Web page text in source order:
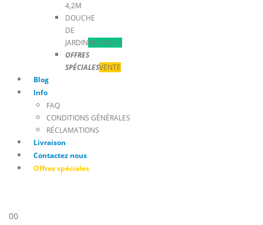
4,2M
DOUCHE
DE
JARDINNOUVEAU
OFFRES
SPÉCIALESVENTE
Blog
Info
FAQ
CONDITIONS GÉNÉRALES
RÉCLAMATIONS
Livraison
Contactez nous
Offres spéciales
00